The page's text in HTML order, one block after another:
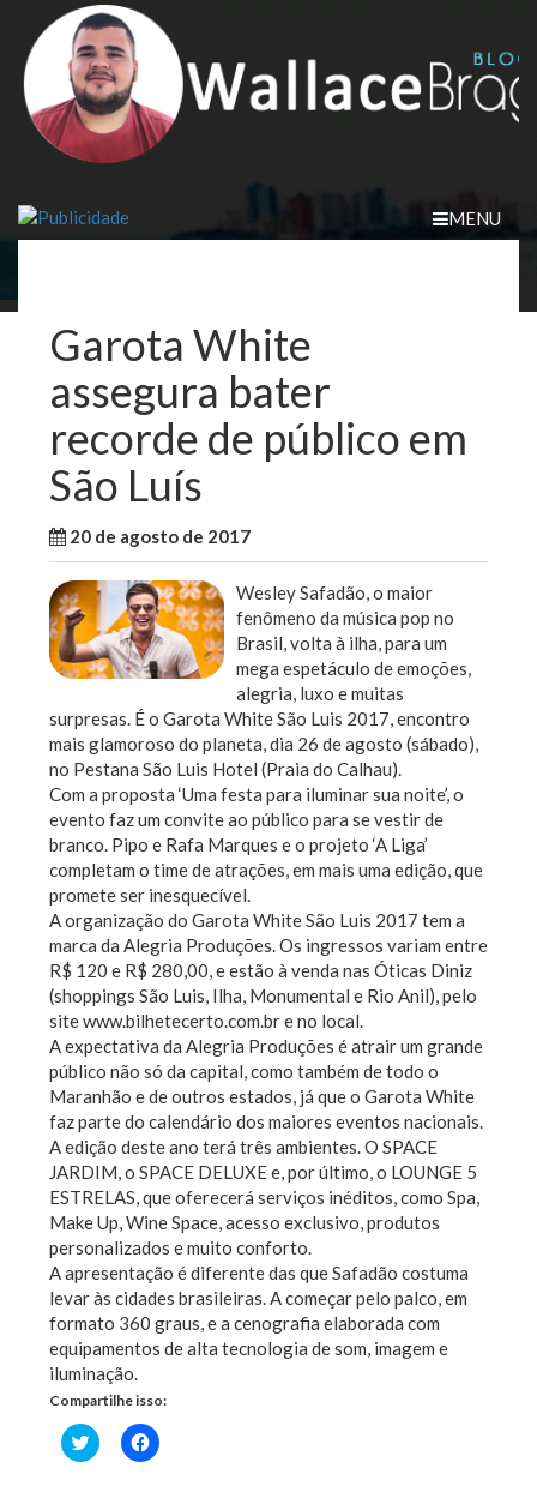
content
MENU
Garota White
assegura bater
recorde de público em
São Luís
20 de agosto de 2017
Wesley Safadão, o maior
fenômeno da música pop no
Brasil, volta à ilha, para um
mega espetáculo de emoções,
alegria, luxo e muitas
surpresas. É o Garota White São Luis 2017, encontro
mais glamoroso do planeta, dia 26 de agosto (sábado),
no Pestana São Luis Hotel (Praia do Calhau).
Com a proposta ‘Uma festa para iluminar sua noite’, o
evento faz um convite ao público para se vestir de
branco. Pipo e Rafa Marques e o projeto ‘A Liga’
completam o time de atrações, em mais uma edição, que
promete ser inesquecível.
A organização do Garota White São Luis 2017 tem a
marca da Alegria Produções. Os ingressos variam entre
R$ 120 e R$ 280,00, e estão à venda nas Óticas Diniz
(shoppings São Luis, Ilha, Monumental e Rio Anil), pelo
site www.bilhetecerto.com.br e no local.
A expectativa da Alegria Produções é atrair um grande
público não só da capital, como também de todo o
Maranhão e de outros estados, já que o Garota White
faz parte do calendário dos maiores eventos nacionais.
A edição deste ano terá três ambientes. O SPACE
JARDIM, o SPACE DELUXE e, por último, o LOUNGE 5
ESTRELAS, que oferecerá serviços inéditos, como Spa,
Make Up, Wine Space, acesso exclusivo, produtos
personalizados e muito conforto.
A apresentação é diferente das que Safadão costuma
levar às cidades brasileiras. A começar pelo palco, em
formato 360 graus, e a cenografia elaborada com
equipamentos de alta tecnologia de som, imagem e
iluminação.
Compartilhe isso:
Clique
para
Clique
para